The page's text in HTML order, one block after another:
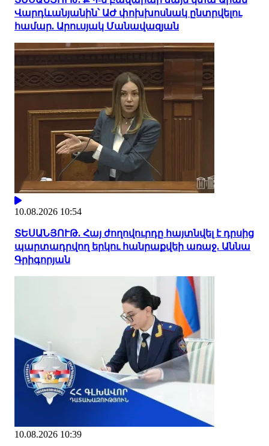
Վարդևանյանին՝ ԱԺ փոխխոսնակ ընտրվելու
համար. Արուսյակ Մանավազյան
10.08.2026 10:54
ՏԵՍԱՆՅՈՒԹ. Հայ ժողովուրդը հայտնվել է դրսից
պարտադրվող երկու հանրաքվեի առաջ. Աննա
Գրիգորյան
10.08.2026 10:39